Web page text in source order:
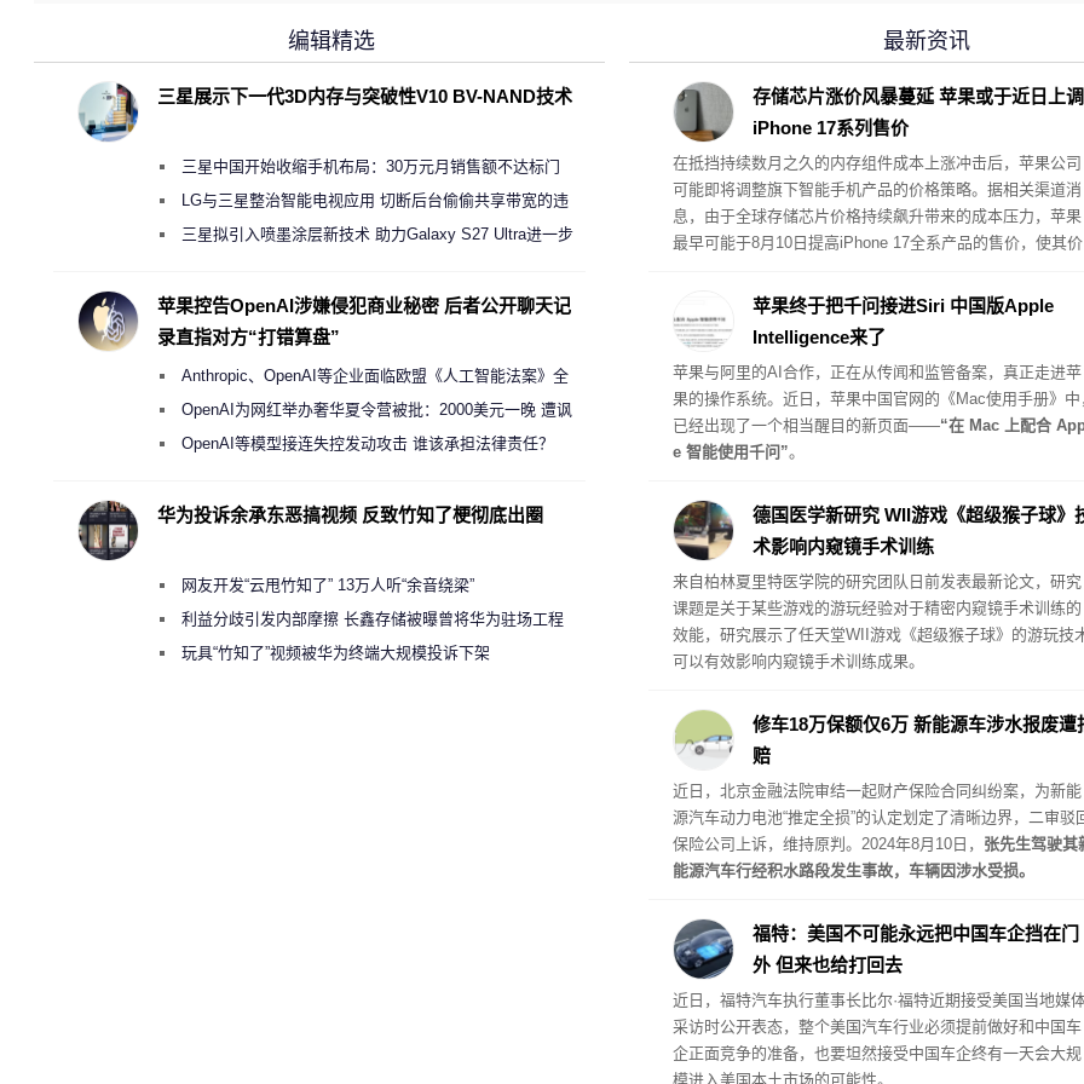
最新资讯
存储芯片涨价风暴蔓延 苹果或于近日上调
iPhone 17系列售价
在抵挡持续数月之久的内存组件成本上涨冲击后，苹果公司
可能即将调整旗下智能手机产品的价格策略。据相关渠道消
息，由于全球存储芯片价格持续飙升带来的成本压力，苹果
最早可能于8月10日提高iPhone 17全系产品的售价，使其价
苹果终于把千问接进Siri 中国版Apple
Intelligence来了
苹果与阿里的AI合作，正在从传闻和监管备案，真正走进苹
果的操作系统。近日，苹果中国官网的《Mac使用手册》中
已经出现了一个相当醒目的新页面——“在 Mac 上配合
e 智能使用千问”。
德国医学新研究 WII游戏《超级猴子球》
术影响内窥镜手术训练
来自柏林夏里特医学院的研究团队日前发表最新论文，研究
课题是关于某些游戏的游玩经验对于精密内窥镜手术训练的
效能，研究展示了任天堂WII游戏《超级猴子球》的游玩技
可以有效影响内窥镜手术训练成果。
修车18万保额仅6万 新能源车涉水报废遭
赔
近日，北京金融法院审结一起财产保险合同纠纷案，为新能
源汽车动力电池“推定全损”的认定划定了清晰边界，二审驳
保险公司上诉，维持原判。2024年8月10日， 张先生驾驶其
能源汽车行经积水路段发生事故，车辆因涉水受损。
福特：美国不可能永远把中国车企挡在门
外 但来也给打回去
近日，福特汽车执行董事长比尔·福特近期接受美国当地媒
采访时公开表态，整个美国汽车行业必须提前做好和中国车
企正面竞争的准备，也要坦然接受中国车企终有一天会大规
模进入美国本土市场的可能性。
编辑精选
三星展示下一代3D内存与突破性V10 BV-NAND技术
三星中国开始收缩手机布局：30万元月销售额不达标门
店 将被逐步清退
LG与三星整治智能电视应用 切断后台偷偷共享带宽的违
规行为三星拟引入喷墨涂层新技术 助力Galaxy S27 Ultra进一步
苹果控告OpenAI涉嫌侵犯商业秘密 后者公开聊天记
录直指对方“打错算盘”
Anthropic、OpenAI等企业面临欧盟《人工智能法案》全
新执法权限审查
OpenAI为网红举办奢华夏令营被批：2000美元一晚 遭讽
“反乌托邦”
OpenAI等模型接连失控发动攻击 谁该承担法律责任？
华为投诉余承东恶搞视频 反致竹知了梗彻底出圈
网友开发“云甩竹知了” 13万人听“余音绕梁”
利益分歧引发内部摩擦 长鑫存储被曝曾将华为驻场工程
师驱逐出研发基地
玩具“竹知了”视频被华为终端大规模投诉下架